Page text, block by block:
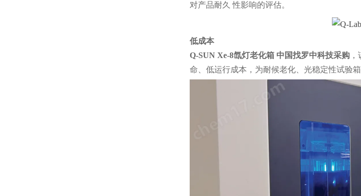
对产品耐久 性影响的评估。
低成本
Q-SUN Xe-8氙灯老化箱 中国找罗中科技采购
命、低运行成本，为耐候老化、光稳定性试验箱